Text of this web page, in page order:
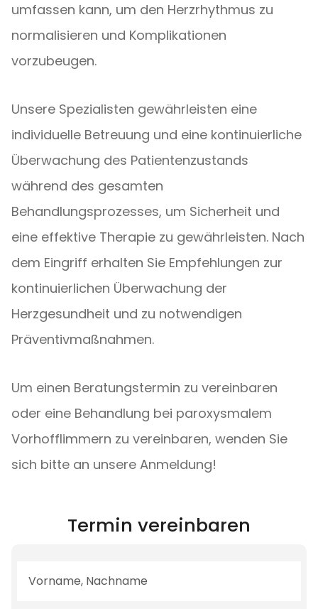
umfassen kann, um den Herzrhythmus zu
normalisieren und Komplikationen
vorzubeugen.
Unsere Spezialisten gewährleisten eine
individuelle Betreuung und eine kontinuierliche
Überwachung des Patientenzustands
während des gesamten
Behandlungsprozesses, um Sicherheit und
eine effektive Therapie zu gewährleisten. Nach
dem Eingriff erhalten Sie Empfehlungen zur
kontinuierlichen Überwachung der
Herzgesundheit und zu notwendigen
Präventivmaßnahmen.
Um einen Beratungstermin zu vereinbaren
oder eine Behandlung bei paroxysmalem
Vorhofflimmern zu vereinbaren, wenden Sie
sich bitte an unsere Anmeldung!
Termin vereinbaren